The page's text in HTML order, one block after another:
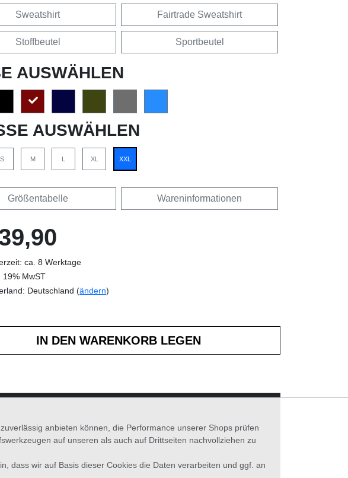
Sweatshirt Fairtrade Sweatshirt
Stoffbeutel Sportbeutel
AUSWÄHLEN
AUSWÄHLEN
S M L XL XXL
Größentabelle Wareninformationen
ca. 8 Werktage
19% MwST
Deutschland (ändern)
anbieten können, die Performance unserer Shops prüfen
auf unseren als auch auf Drittseiten nachvollziehen zu
dass wir auf Basis dieser Cookies die Daten verarbeiten und ggf. an